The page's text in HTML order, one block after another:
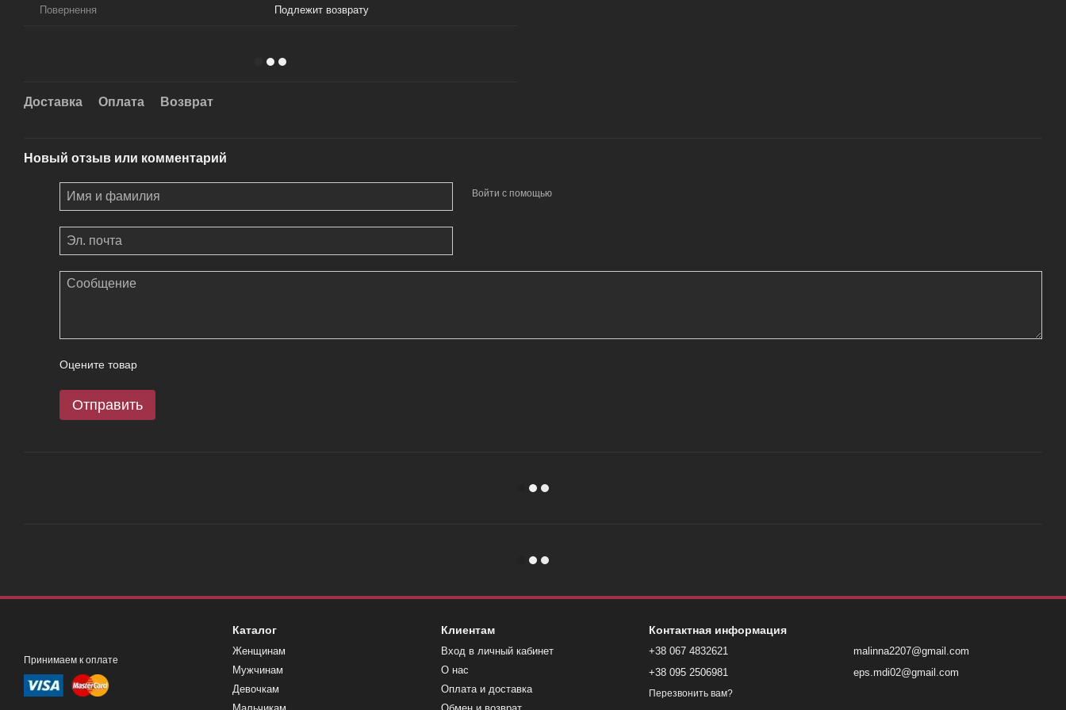
Повернення Подлежит возврату
Доставка Оплата Возврат
Новый отзыв или комментарий
Войти с помощью
Оцените товар
Отправить
Принимаем к оплате
Каталог
Женщинам
Мужчинам
Девочкам
Клиентам
Вход в личный кабинет
О нас
Оплата и доставка
Контактная информация
+38 067 4832621
+38 095 2506981
Перезвонить вам?
malinna2207@gmail.com
eps.mdi02@gmail.com